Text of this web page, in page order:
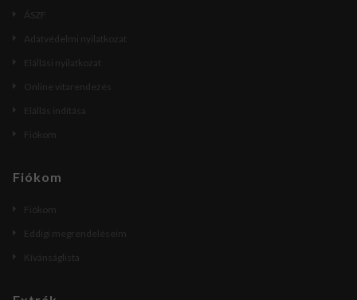
ÁSZF
Adatvédelmi nyilatkozat
Elállási nyilatkozat
Online vitarendezés
Elállás indítása
Fiókom
Fiókom
Fiókom
Eddigi megrendeléseim
Kívánságlista